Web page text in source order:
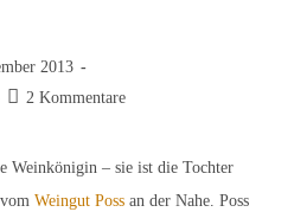
2013
Beitrags-
2 Kommentare
Weinkönigin – sie ist die Tochter
vomWeingut Poss an der Nahe. Poss